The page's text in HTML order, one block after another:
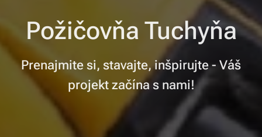
Požičovňa Tuchyňa
Prenajmite si, stavajte, inšpirujte - Váš
projekt začína s nami!